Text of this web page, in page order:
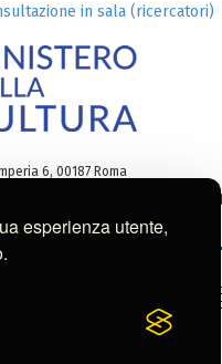
esperienza utente,
in sala (ricercatori)
6, 00187 Roma
testi e/o su altro materiale
ic-gr@cultura.gov.it
realizzata nell’ambito di una
(Madrid, Spagna), che ha